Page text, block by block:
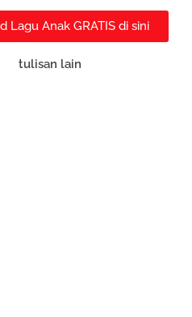
Lagu Anak GRATIS di sini
tulisan lain